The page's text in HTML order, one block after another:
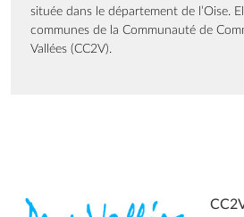
située dans le département de l’Oise.
communes de la Communauté de
Vallées (CC2V).